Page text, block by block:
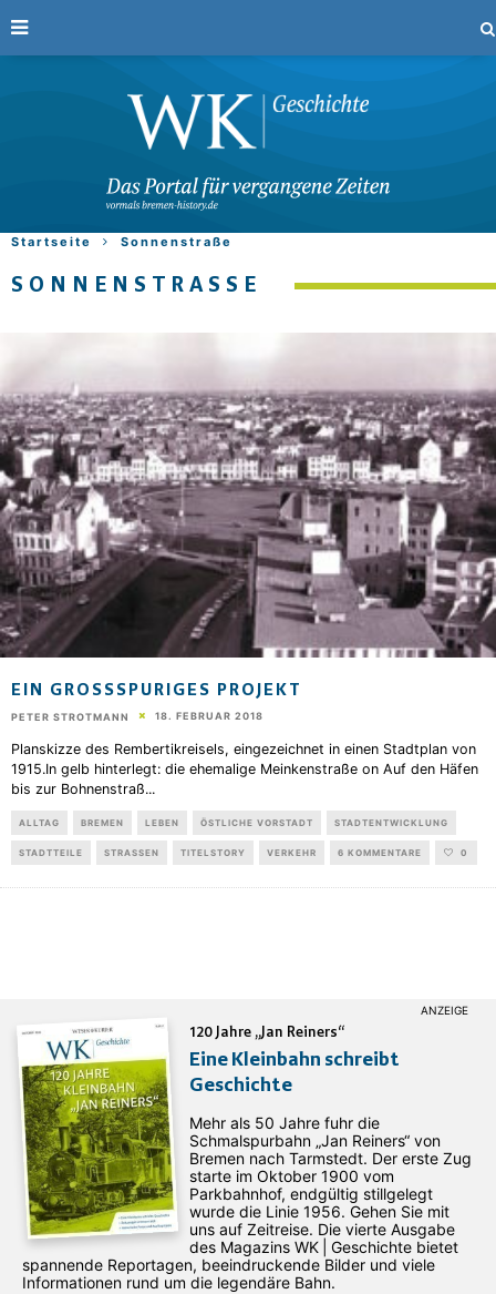
Startseite Sonnenstraße
SONNENSTRASSE
EIN GROSSSPURIGES PROJEKT
PETER STROTMANN 18. FEBRUAR 2018
Planskizze des Rembertikreisels, eingezeichnet in einen Stadtplan von
1915.In gelb hinterlegt: die ehemalige Meinkenstraße on Auf den Häfen
bis zur Bohnenstraß...
ALLTAG BREMEN LEBEN ÖSTLICHE VORSTADT STADTENTWICKLUNG
STADTTEILE STRASSEN TITELSTORY VERKEHR 6 KOMMENTARE 0
120 Jahre „Jan Reiners“
Eine Kleinbahn schreibt
Geschichte
Mehr als 50 Jahre fuhr die
Schmalspurbahn „Jan ­Reiners“ von
Bremen nach Tarmstedt. Der erste Zug
starte im Oktober 1900 vom
Parkbahnhof, endgültig stillgelegt
wurde die Linie 1956. Gehen Sie mit
uns auf Zeitreise. Die vierte Ausgabe
des ­Magazins WK | Geschichte bietet
spannende Reportagen, beeindruckende Bilder und viele
Informationen rund um die legendäre Bahn.